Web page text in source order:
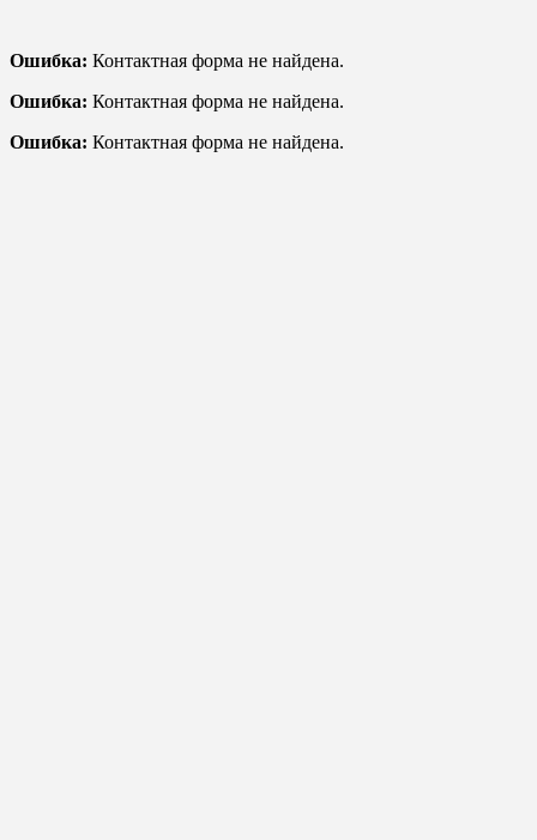
Ошибка: Контактная форма не найдена.
Ошибка: Контактная форма не найдена.
Ошибка: Контактная форма не найдена.